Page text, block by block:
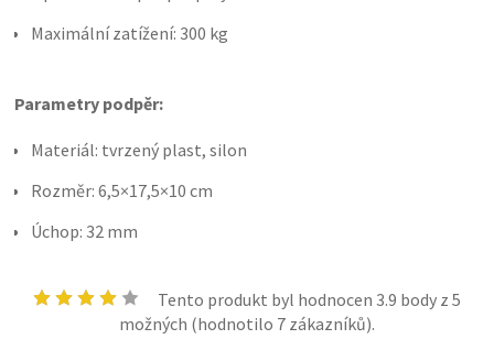
Maximální zatížení: 300 kg
Parametry podpěr:
Materiál: tvrzený plast, silon
Rozměr: 6,5×17,5×10 cm
Úchop: 32 mm
Tento produkt byl hodnocen 3.9 body z 5
možných (hodnotilo 7zákazníků).